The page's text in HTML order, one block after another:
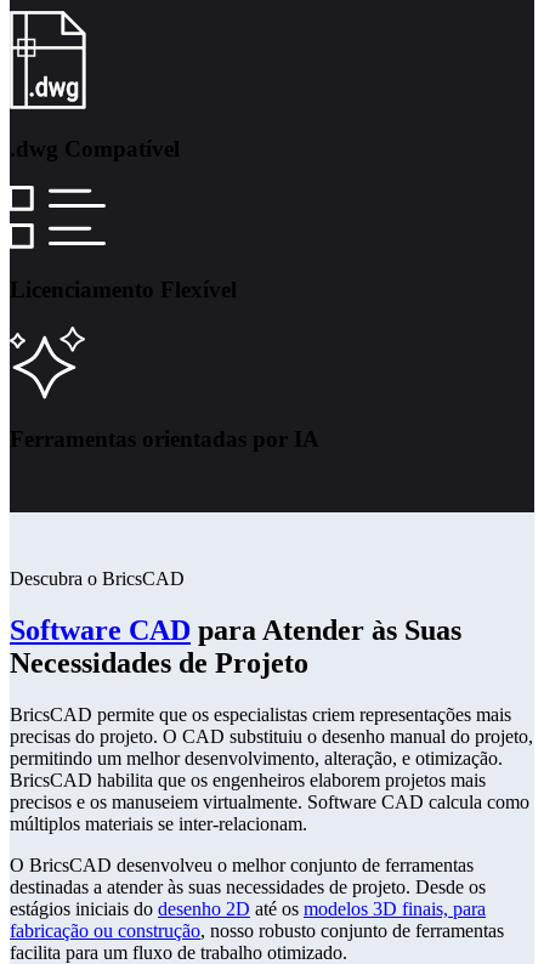
.dwg Compatível
Licenciamento Flexível
Ferramentas orientadas por IA
Descubra o BricsCAD
Software CAD para Atender às Suas
Necessidades de Projeto
BricsCAD permite que os especialistas criem representações mais
precisas do projeto. O CAD substituiu o desenho manual do projeto,
permitindo um melhor desenvolvimento, alteração, e otimização.
BricsCAD habilita que os engenheiros elaborem projetos mais
precisos e os manuseiem virtualmente. Software CAD calcula como
múltiplos materiais se inter-relacionam.
O BricsCAD desenvolveu o melhor conjunto de ferramentas
destinadas a atender às suas necessidades de projeto. Desde os
estágios iniciais do desenho 2D até os modelos 3D finais, para
fabricação ou construção, nosso robusto conjunto de ferramentas
facilita para um fluxo de trabalho otimizado.